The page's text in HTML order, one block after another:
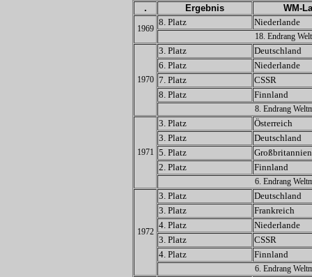
. Ergebnis WM-
1969
8. Platz Niederlande
18. Endrang
1970
3. Platz
Deutschland
6. Platz
Niederlande
7. Platz
CSSR
8. Platz
Finnland
8. Endrang
1971
3. Platz
Österreich
3. Platz
Deutschland
5. Platz
Großbritannien
2. Platz
Finnland
6. Endrang
1972
3. Platz
Deutschland
3. Platz
Frankreich
4. Platz
Niederlande
3. Platz
CSSR
4. Platz
Finnland
6. Endrang